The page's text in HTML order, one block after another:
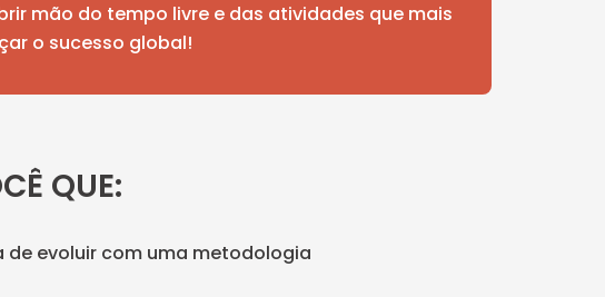
mão do tempo livre e das atividades que mais
o sucesso global!
QUE:
de evoluir com uma metodologia